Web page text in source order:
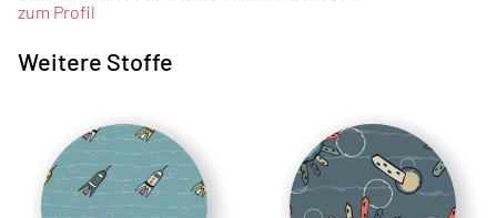
zum Profil
Weitere Stoffe